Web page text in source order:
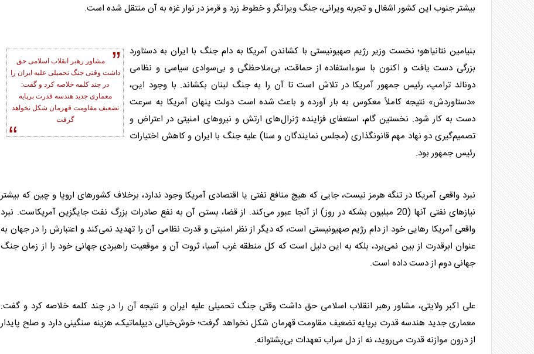
بیشتر جنوب این کشور اشغال و تجربه ویرانی، جنگ ویرانگر و خطوط زرد و قرمز در نوار غزه به آن منتقل شده است.
مشاور رهبر انقلاب اسلامی حق
داشت وقتی جنگ تحمیلی علیه ایران را
در چند کلمه خلاصه کرد و گفت:
معماری جدید هندسه قدرت برپایه
تضعیف مقاومت قهرمان شکل نخواهد
گرفت
بنیامین نتانیاهو؛ نخست وزیر رژیم صهیونیستی با کشاندن آمریکا به دام جنگ با ایران به دستاورد
بزرگی دست یافت و اکنون با سوءاستفاده از حماقت، بی‌ملاحظگی و بی‌سوادی سیاسی و نظامی
دونالد ترامپ، رئیس جمهور آمریکا در تلاش است تا آن را به جنگ لبنانبکشاند. با وجود این،
«دستاوردش» نتیجه کاملاً معکوس به بار آورده و باعث شده است دولت پنهان آمریکا به سرعت
دست به کار شود. نخستین گام، استعفای فزاینده ژنرال‌های ارتش و نیروهای امنیتی در اعتراض و
تصمیم‌گیری دو نهاد مهم قانونگذاری (مجلس نمایندگان و سنا) علیه جنگ با ایران و کاهش اختیارات
رئیس جمهور بود.
نبرد واقعی آمریکا درتنگه هرمزنیست، جایی که هیچ منافع نفتی یا اقتصادی آمریکا وجود ندارد، برخلاف کشورهای اروپا و چین که بیشتر
نیازهای نفتی آنها (20 میلیون بشکه در روز) از آنجا عبور می‌کند. از قضا، بستن آن به نفع صادرات بزرگ نفت جایگزین آمریکاست. نبرد
واقعی آمریکا رهایی خود از دام رژیم صهیونیستی است، که دیگر از نظر امنیتی و قدرت نظامی آن را تهدید نمی‌کند و اعتبارش را در جهان به
عنوان ابرقدرت از بین نمی‌برد، بلکه به این دلیل است که کل منطقه غرب آسیا، ثروت آن و موقعیت راهبردی جهانی خود را از زمان جنگ
جهانی دوم از دست داده است.
علی اکبر ولایتی، مشاور رهبر انقلاب اسلامی حق داشت وقتی جنگ تحمیلی علیه ایران و نتیجه آن را در چند کلمه خلاصه کرد و گفت:
معماری جدید هندسه قدرت برپایه تضعیف مقاومت قهرمان شکل نخواهد گرفت؛ خوش‌خیالی دیپلماتیک، هزینه سنگینی دارد و صلح پایدار
از درون موازنه قدرت می‌روید، نه از دل سراب تعهدات بی‌پشتوانه.